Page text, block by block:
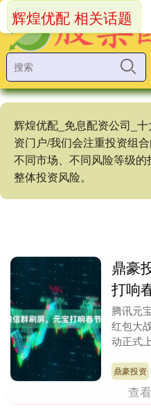
辉煌优配_免息配资公司_
资门户/我们会注重投资组
不同市场、不同风险等级
整体投资风险。
辉煌优配 相关话题
鼎豪
打响
腾讯元
红包大
动正式
动，最....
鼎豪投资
查